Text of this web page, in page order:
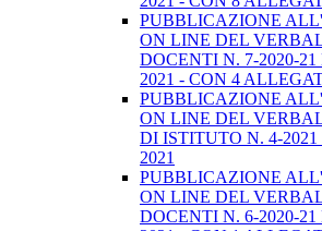
PUBBLICAZIONE
ON LINE DEL
DOCENTI N. 7-2020-
2021 - CON 4
PUBBLICAZIONE
ON LINE DEL
DI ISTITUTO N. 4-
2021
PUBBLICAZIONE
ON LINE DEL
DOCENTI N. 6-2020-